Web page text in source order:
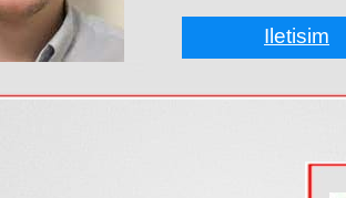
Iletisim